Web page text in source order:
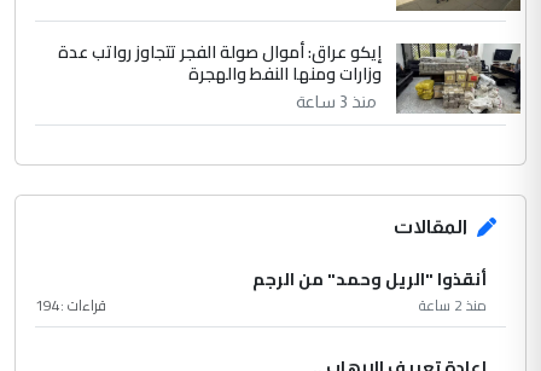
إيكو عراق: أموال صولة الفجر تتجاوز رواتب عدة
وزارات ومنها النفط والهجرة
منذ 3 ساعة
المقالات
أنقذوا "الريل وحمد" من الرجم
منذ 2 ساعة قراءات :194